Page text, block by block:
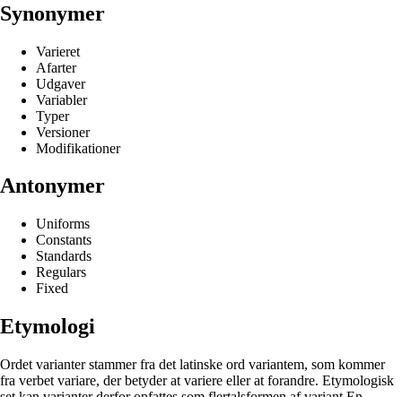
Synonymer
Varieret
Afarter
Udgaver
Variabler
Typer
Versioner
Modifikationer
Antonymer
Uniforms
Constants
Standards
Regulars
Fixed
Etymologi
Ordet varianter stammer fra det latinske ord variantem, som kommer
fra verbet variare, der betyder at variere eller at forandre. Etymologisk